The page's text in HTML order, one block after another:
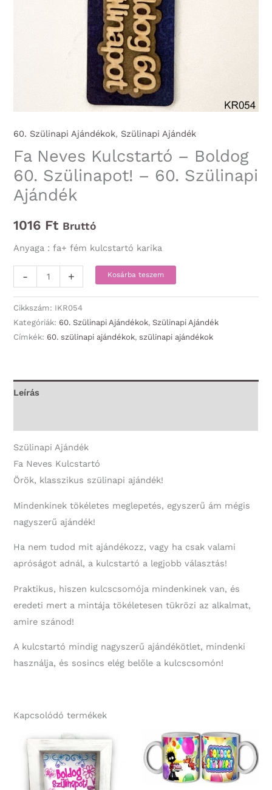
60. Szülinapi Ajándékok, Szülinapi Ajándék
Fa Neves Kulcstartó – Boldog
60. Szülinapot! – 60. Szülinapi
Ajándék
1016 Ft Bruttó
Anyaga : fa+ fém kulcstartó karika
-
Neves
Kulcstartó
-
Boldog
-
mennyiség
+ Kosárba teszem
Cikkszám: IKR054
Kategóriák: 60. Szülinapi Ajándékok,Szülinapi Ajándék
Címkék: 60. szülinapi ajándékok,szülinapi ajándékok
Leírás
Szülinapi Ajándék
Fa Neves Kulcstartó
Örök, klasszikus szülinapi ajándék!
Mindenkinek tökéletes meglepetés, egyszerű ám mégis
nagyszerű ajándék!
Ha nem tudod mit ajándékozz, vagy ha csak valami
apróságot adnál, a kulcstartó a legjobb választás!
Praktikus, hiszen kulcscsomója mindenkinek van, és
eredeti mert a mintája tökéletesen tükrözi az alkalmat,
amire szánod!
A kulcstartó mindig nagyszerű ajándékötlet, mindenki
használja, és sosincs elég belőle a kulcscsomón!
Kapcsolódó termékek